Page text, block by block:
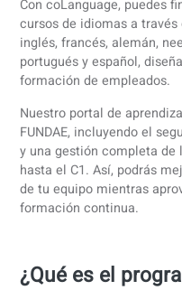
Descubre cómo
para solicitar esta
¿Qué cursos
financiar con
Con coLanguage,
cursos de idiomas a
formación de